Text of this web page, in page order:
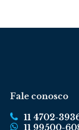
Fale conosco
11 4702-
11 99500-